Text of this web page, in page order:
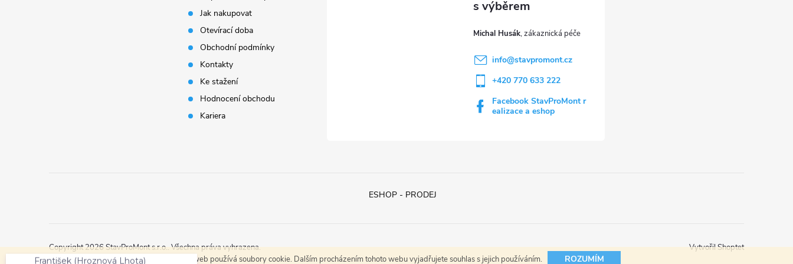
Tento web používá soubory cookie. Dalším procházením tohoto webu vyjadřujete souhlas s jejich používáním. ROZUMÍM
v
p
Jak nakupovat
Otevírací doba
Obchodní podmínky
Kontakty
Ke stažení
Hodnocení obchodu
Kariera
Michal Husák
info@stavpromont.cz
+420 770 633 222
Facebook StavProMont r
ealizace a eshop
ESHOP - PRODEJ
Vytvořil Shoptet
Copyright 2026StavProMont s.r.o.. Všechna práva vyhrazena.
právě objednal:ALLIQ PEDALL
CROSSIQ PED vyrovnávací křížek